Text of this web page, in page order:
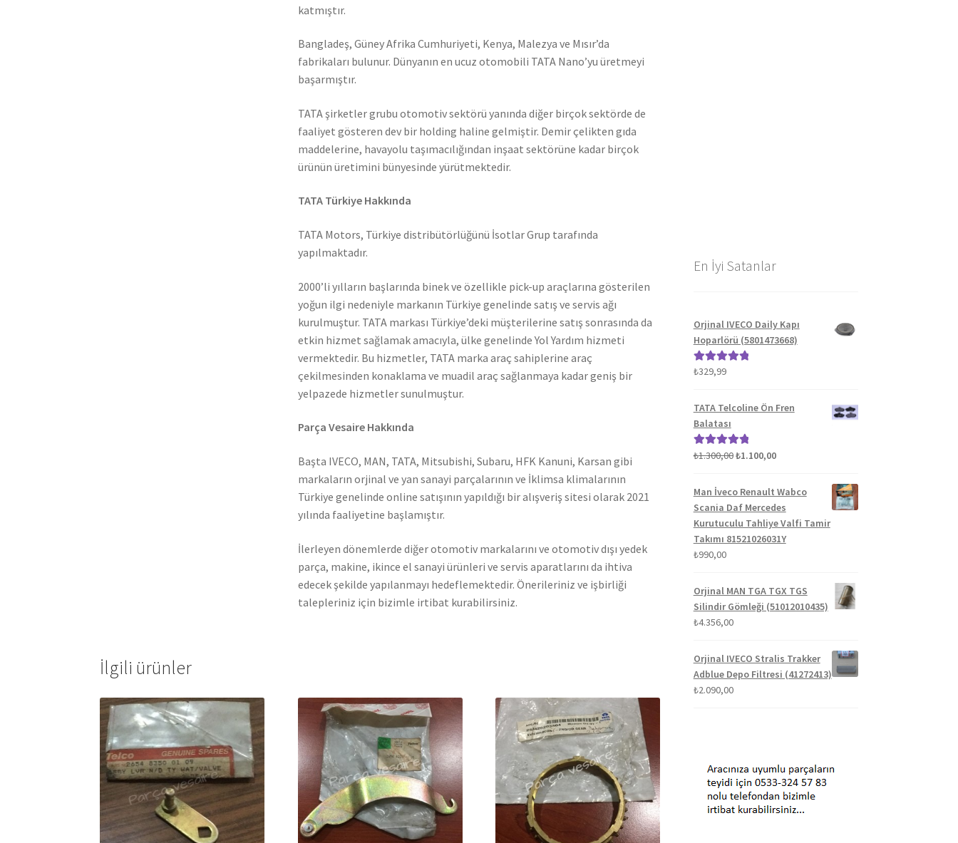
katmıştır.
Bangladeş, Güney Afrika Cumhuriyeti, Kenya, Malezya ve Mısır’da
fabrikaları bulunur. Dünyanın en ucuz otomobili TATA Nano’yu üretmeyi
başarmıştır.
TATA şirketler grubu otomotiv sektörü yanında diğer birçok sektörde de
faaliyet gösteren dev bir holding haline gelmiştir. Demir çelikten gıda
maddelerine, havayolu taşımacılığından inşaat sektörüne kadar birçok
ürünün üretimini bünyesinde yürütmektedir.
TATA Türkiye Hakkında
TATA Motors, Türkiye distribütörlüğünü İsotlar Grup tarafında
yapılmaktadır.
2000’li yılların başlarında binek ve özellikle pick-up araçlarına gösterilen
yoğun ilgi nedeniyle markanın Türkiye genelinde satış ve servis ağı
kurulmuştur. TATA markası Türkiye’deki müşterilerine satış sonrasında da
etkin hizmet sağlamak amacıyla, ülke genelinde Yol Yardım hizmeti
vermektedir. Bu hizmetler, TATA marka araç sahiplerine araç
çekilmesinden konaklama ve muadil araç sağlanmaya kadar geniş bir
yelpazede hizmetler sunulmuştur.
Parça Vesaire Hakkında
Başta IVECO, MAN, TATA, Mitsubishi, Subaru, HFK Kanuni, Karsan gibi
markaların orjinal ve yan sanayi parçalarının ve İklimsa klimalarının
Türkiye genelinde online satışının yapıldığı bir alışveriş sitesi olarak 2021
yılında faaliyetine başlamıştır.
İlerleyen dönemlerde diğer otomotiv markalarını ve otomotiv dışı yedek
parça, makine, ikince el sanayi ürünleri ve servis aparatlarını da ihtiva
edecek şekilde yapılanmayı hedeflemektedir. Önerileriniz ve işbirliği
talepleriniz için bizimle irtibat kurabilirsiniz.
İlgili ürünler
En İyi Satanlar
Orjinal IVECO Daily Kapı
Hoparlörü (5801473668)
5 üzerinden
₺329,99
TATA Telcoline Ön Fren
Balatası
5 üzerinden
₺1.300,00Orijinal
₺1.300,00.
₺1.100,00Şu
fiyat:
₺1.100,00.
Man İveco Renault Wabco
Scania Daf Mercedes
Kurutuculu Tahliye Valfi Tamir
Takımı 81521026031Y
₺990,00
Orjinal MAN TGA TGX TGS
Silindir Gömleği (51012010435)
₺4.356,00
Orjinal IVECO Stralis Trakker
Adblue Depo Filtresi (41272413)
₺2.090,00